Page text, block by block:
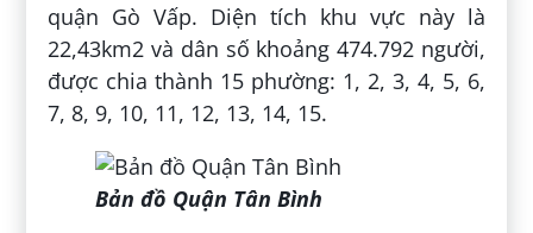
quận Gò Vấp. Diện tích khu vực này là
22,43km2 và dân số khoảng 474.792 người,
được chia thành 15 phường: 1, 2, 3, 4, 5, 6,
7, 8, 9, 10, 11, 12, 13, 14, 15.
Bản đồ Quận Tân Bình